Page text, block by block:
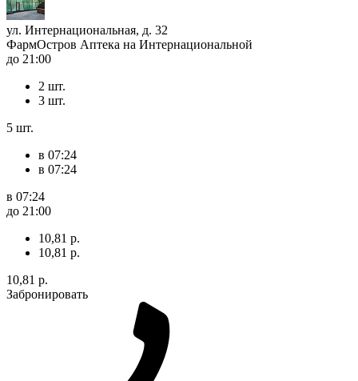
ул. Интернациональная, д. 32
ФармОстров Аптека на Интернациональной
до 21:00
2 шт.
3 шт.
5 шт.
в 07:24
в 07:24
в 07:24
до 21:00
10,81 р.
10,81 р.
10,81 р.
Забронировать